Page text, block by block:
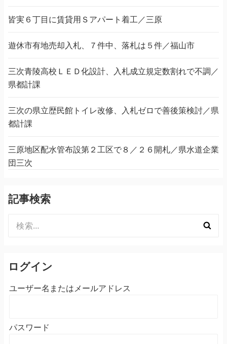
皆実６丁目に賃貸用Ｓアパート着工／三原
遊休市有地売却入札、７件中、落札は５件／福山市
三次青陵高校ＬＥＤ化設計、入札成立規定数割れで不調／
県都計課
三次の県立歴民館トイレ改修、入札ゼロで善後策検討／県
都計課
三原地区配水管布設第２工区で８／２６開札／県水道企業
団三次
記事検索
索:
ログイン
ユーザー名またはメールアドレス
パスワード